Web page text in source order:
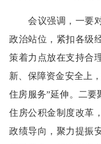
会议强调，一要对
政治站位，紧扣各级
策着力点放在支持合
新、保障资金安全上
住房服务”延伸。二
住房公积金制度改革
政绩导向，聚力提振